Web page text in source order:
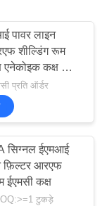
पावर लाइन
शील्डिंग रूम
एनेकोइक कक्ष के
प्रति ऑर्डर
सिग्नल ईएमआई
फ़िल्टर आरएफ
ईएमसी कक्ष
टुकड़े